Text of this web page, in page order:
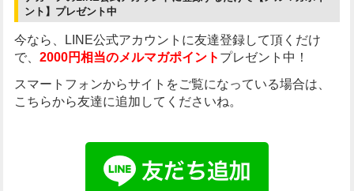
ント】プレゼント中
今なら、LINE公式アカウントに友達登録して頂くだけ
で、 2000円相当のメルマガポイント プレゼント中！
スマートフォンからサイトをご覧になっている場合は、
こちらから友達に追加してくださいね。